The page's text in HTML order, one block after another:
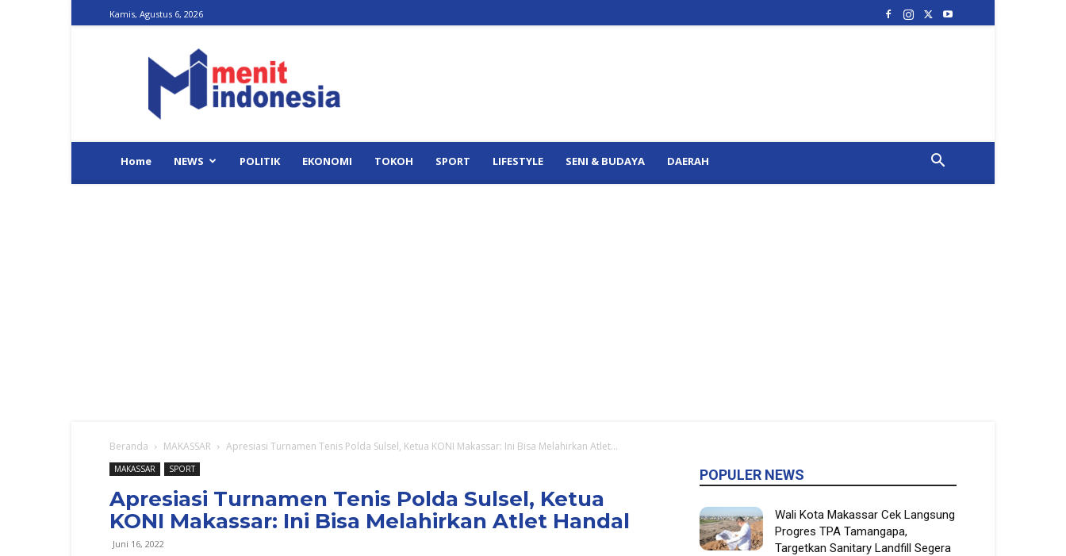
Kamis, Agustus 6, 2026
Indonesia
Home NEWS POLITIK EKONOMI TOKOH SPORT LIFESTYLE SENI & BUDAYA DAERAH
Beranda MAKASSAR Apresiasi Turnamen Tenis Polda Sulsel, Ketua KONI Makassar: Ini Bisa Melahirkan Atlet...
MAKASSAR SPORT
Apresiasi Turnamen Tenis Polda Sulsel, Ketua
KONI Makassar: Ini Bisa Melahirkan Atlet Handal
Juni 16, 2022
POPULER NEWS
Wali Kota Makassar Cek Langsung
Progres TPA Tamangapa,
Targetkan Sanitary Landfill Segera